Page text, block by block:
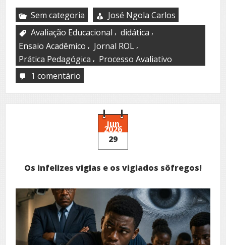
Sem categoria
José Ngola Carlos
Avaliação Educacional , didática ,
Ensaio Acadêmico , Jornal ROL ,
Prática Pedagógica , Processo Avaliativo
1 comentário
educativa:
um
processo…
jun
2026
29
Os infelizes vigias e os vigiados sôfregos!